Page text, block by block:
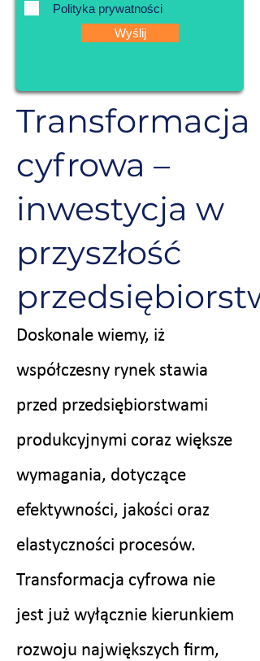
Polityka prywatności
Wyślij
Transformacja
cyfrowa –
inwestycja w
przyszłość
Doskonale wiemy, iż
współczesny rynek stawia
przed przedsiębiorstwami
produkcyjnymi coraz większe
wymagania, dotyczące
efektywności, jakości oraz
elastyczności procesów.
Transformacja cyfrowa nie
jest już wyłącznie kierunkiem
rozwoju największych firm,